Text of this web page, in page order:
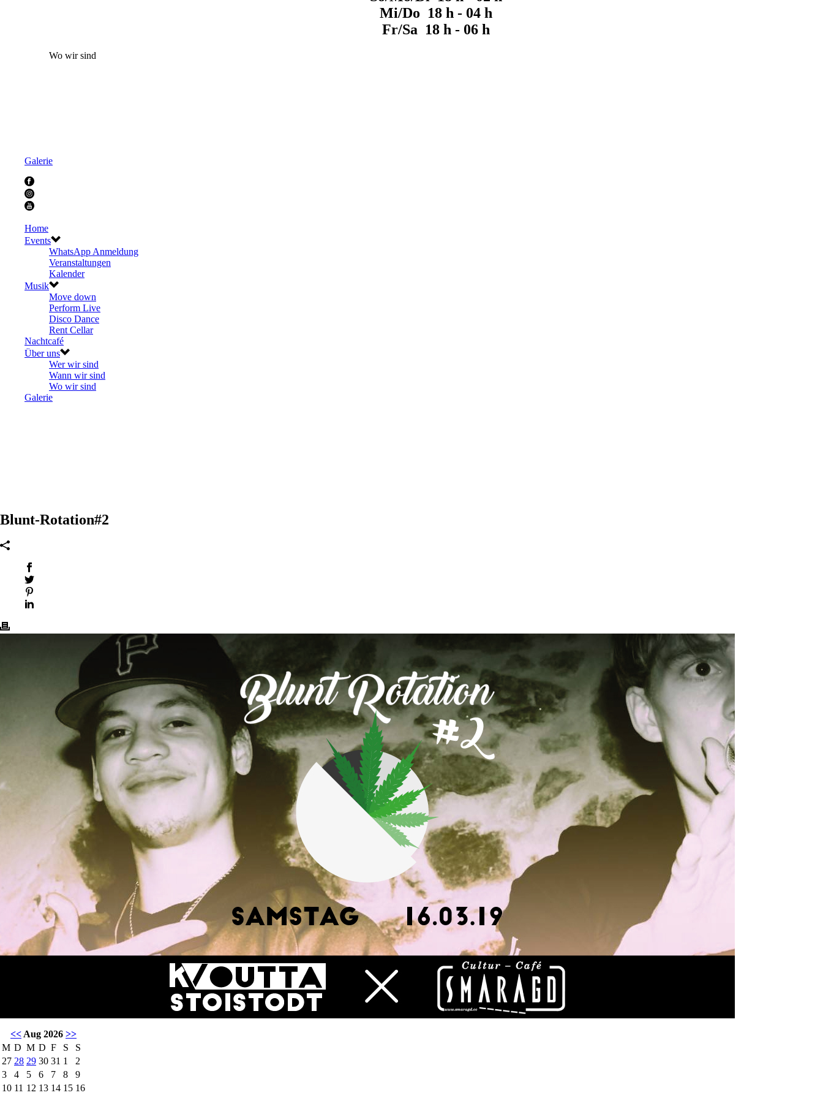
Mi/Do 18 h - 04 h
Fr/Sa 18 h - 06 h
Wo wir sind
Galerie
Home
Events
WhatsApp Anmeldung
Veranstaltungen
Kalender
Musik
Move down
Perform Live
Disco Dance
Rent Cellar
Nachtcafé
Über uns
Wer wir sind
Wann wir sind
Wo wir sind
Galerie
Blunt-Rotation#2
<< Aug 2026 >>
M D M D F S
S
27 28 29 30 31 1
2
3
4 5 6 7 8
9
10 11 12 13 14 15 16